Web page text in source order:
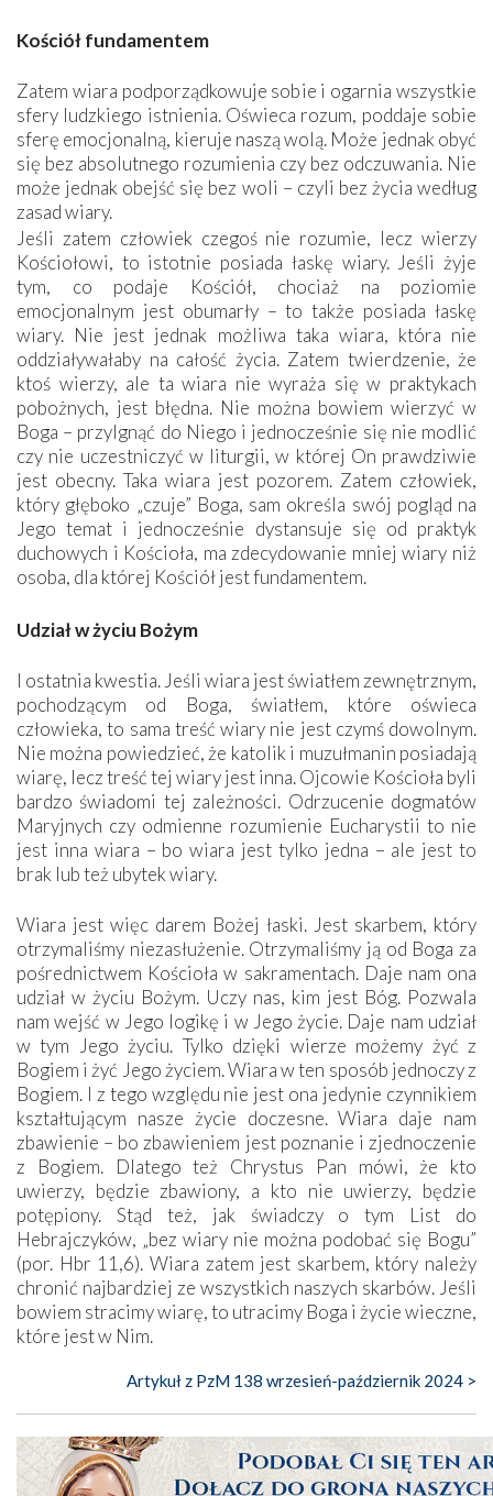
Kościół fundamentem
Zatem wiara podporządkowuje sobie i ogarnia wszystkie
sfery ludzkiego istnienia. Oświeca rozum, poddaje sobie
sferę emocjonalną, kieruje naszą wolą. Może jednak obyć
się bez absolutnego rozumienia czy bez odczuwania. Nie
może jednak obejść się bez woli – czyli bez życia według
zasad wiary.
Jeśli zatem człowiek czegoś nie rozumie, lecz wierzy
Kościołowi, to istotnie posiada łaskę wiary. Jeśli żyje
tym, co podaje Kościół, chociaż na poziomie
emocjonalnym jest obumarły – to także posiada łaskę
wiary. Nie jest jednak możliwa taka wiara, która nie
oddziaływałaby na całość życia. Zatem twierdzenie, że
ktoś wierzy, ale ta wiara nie wyraża się w praktykach
pobożnych, jest błędna. Nie można bowiem wierzyć w
Boga – przylgnąć do Niego i jednocześnie się nie modlić
czy nie uczestniczyć w liturgii, w której On prawdziwie
jest obecny. Taka wiara jest pozorem. Zatem człowiek,
który głęboko „czuje” Boga, sam określa swój pogląd na
Jego temat i jednocześnie dystansuje się od praktyk
duchowych i Kościoła, ma zdecydowanie mniej wiary niż
osoba, dla której Kościół jest fundamentem.
Udział w życiu Bożym
I ostatnia kwestia. Jeśli wiara jest światłem zewnętrznym,
pochodzącym od Boga, światłem, które oświeca
człowieka, to sama treść wiary nie jest czymś dowolnym.
Nie można powiedzieć, że katolik i muzułmanin posiadają
wiarę, lecz treść tej wiary jest inna. Ojcowie Kościoła byli
bardzo świadomi tej zależności. Odrzucenie dogmatów
Maryjnych czy odmienne rozumienie Eucharystii to nie
jest inna wiara – bo wiara jest tylko jedna – ale jest to
brak lub też ubytek wiary.
Wiara jest więc darem Bożej łaski. Jest skarbem, który
otrzymaliśmy niezasłużenie. Otrzymaliśmy ją od Boga za
pośrednictwem Kościoła w sakramentach. Daje nam ona
udział w życiu Bożym. Uczy nas, kim jest Bóg. Pozwala
nam wejść w Jego logikę i w Jego życie. Daje nam udział
w tym Jego życiu. Tylko dzięki wierze możemy żyć z
Bogiem i żyć Jego życiem. Wiara w ten sposób jednoczy z
Bogiem. I z tego względu nie jest ona jedynie czynnikiem
kształtującym nasze życie doczesne. Wiara daje nam
zbawienie – bo zbawieniem jest poznanie i zjednoczenie
z Bogiem. Dlatego też Chrystus Pan mówi, że kto
uwierzy, będzie zbawiony, a kto nie uwierzy, będzie
potępiony. Stąd też, jak świadczy o tym List do
Hebrajczyków, „bez wiary nie można podobać się Bogu”
(por. Hbr 11,6). Wiara zatem jest skarbem, który należy
chronić najbardziej ze wszystkich naszych skarbów. Jeśli
bowiem stracimy wiarę, to utracimy Boga i życie wieczne,
które jest w Nim.
Artykuł z PzM 138 wrzesień-październik 2024 >